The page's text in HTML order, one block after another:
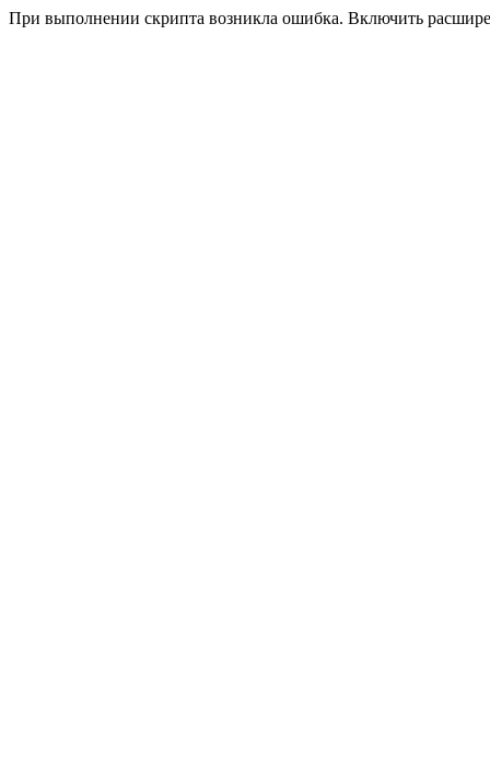
При выполнении скрипта возникла ошибка. Включить